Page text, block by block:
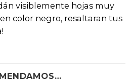
visiblemente hojas muy
en color negro, resaltaran tus